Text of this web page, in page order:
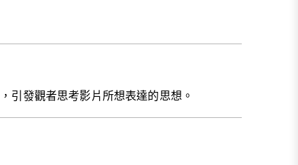
引發觀者思考影片所想表達的思想。